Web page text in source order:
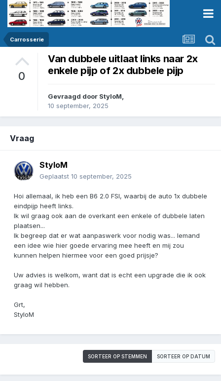
Carrosserie
0
Van dubbele uitlaat links naar 2x
enkele pijp of 2x dubbele pijp
Gevraagd door StyloM,
10 september, 2025
Vraag
StyloM
Geplaatst 10 september, 2025
Hoi allemaal, ik heb een B6 2.0 FSI, waarbij de auto 1x dubbele
eindpijp heeft links.
Ik wil graag ook aan de overkant een enkele of dubbele laten
plaatsen...
Ik begreep dat er wat aanpaswerk voor nodig was... Iemand
een idee wie hier goede ervaring mee heeft en mij zou
kunnen helpen hiermee voor een goed prijsje?
Uw advies is welkom, want dat is echt een upgrade die ik ook
graag wil hebben.
Grt,
StyloM
SORTEER OP STEMMEN SORTEER OP DATUM